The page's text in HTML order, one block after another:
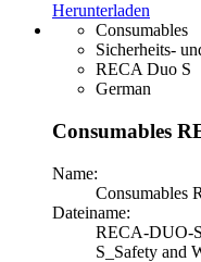
Herunterladen
Consumables
Sicherheits-
RECA Duo S
German
Consumables
Name:
Consumables
Dateiname:
RECA-DUO-
S_Safety and